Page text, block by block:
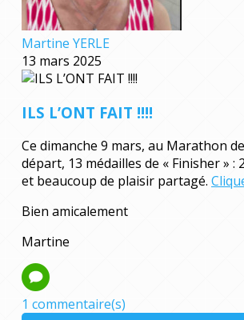
Martine YERLE
13 mars 2025
ILS L’ONT FAIT !!!!
Ce dimanche 9 mars, au Marathon
départ, 13 médailles de « Finisher »
et beaucoup de plaisir partagé.
Bien amicalement
Martine
1 commentaire(s)